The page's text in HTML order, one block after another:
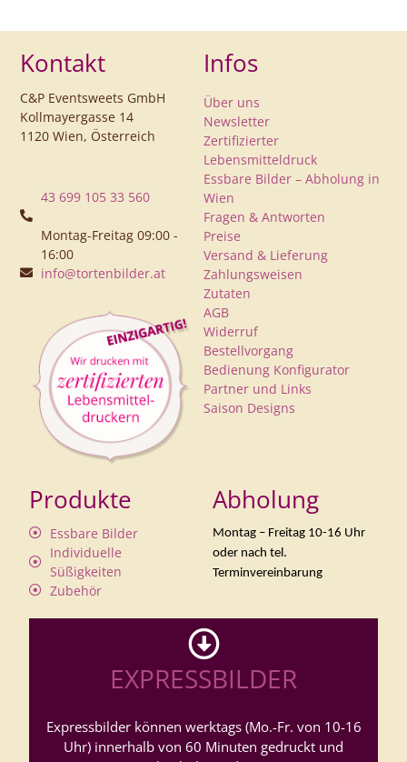
Kontakt
C&P Eventsweets GmbH
Kollmayergasse 14
1120 Wien, Österreich
43 699 105 33 560
Montag-Freitag 09:00 -
16:00
info@tortenbilder.at
Infos
Über uns
Newsletter
Zertifizierter
Lebensmitteldruck
Essbare Bilder – Abholung in
Wien
Fragen & Antworten
Preise
Versand & Lieferung
Zahlungsweisen
Zutaten
AGB
Widerruf
Bestellvorgang
Bedienung Konfigurator
Partner und Links
Saison Designs
Produkte
Essbare Bilder
Individuelle
Süßigkeiten
Zubehör
Abholung
Montag – Freitag 10-16 Uhr
oder nach tel.
Terminvereinbarung
EXPRESSBILDER
Expressbilder können werktags (Mo.-Fr. von 10-16
Uhr) innerhalb von 60 Minuten gedruckt und